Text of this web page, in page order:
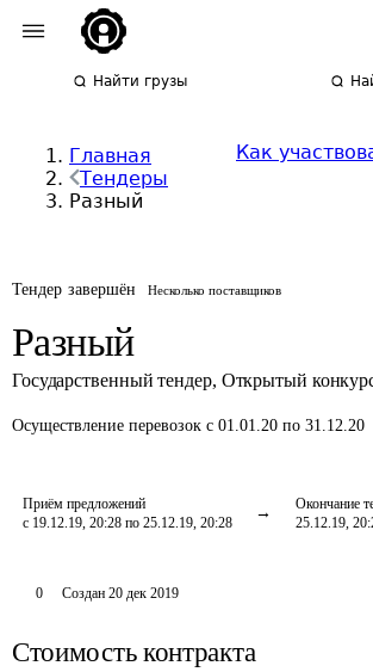
Найти грузы
Главная
Тендеры
Разный
Как
Тендер завершён Несколько поставщиков
Разный
Государственный тендер, Открытый
Осуществление перевозок с 01.01.20 по 31.12.20
Приём предложений
с 19.12.19, 20:28 по 25.12.19, 20:28
Окончание
25.12.19,
0 Создан 20 дек 2019
Стоимость контракта